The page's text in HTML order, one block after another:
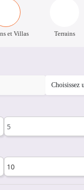
et Villas Terrains